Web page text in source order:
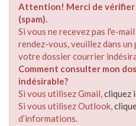
Attention! Merci de vérifier
(spam).
Si vous ne recevez pas l'e-
rendez-vous, veuillez dans
votre dossier courrier
Comment consulter mon
indésirable?
Si vous utilisez Gmail,cliquez
Si vous utilisez Outlook,
d’informations.